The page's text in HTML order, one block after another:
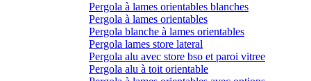
Pergola à lames orientables blanches
Pergola à lames orientables
Pergola blanche à lames orientables
Pergola lames store lateral
Pergola alu avec store bso et paroi vitree
Pergola alu à toit orientable